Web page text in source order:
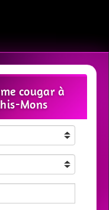
cougar à
Mons